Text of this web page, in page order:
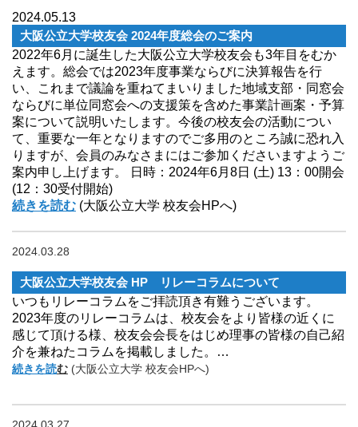
2024.05.13
大阪公立大学校友会 2024年度総会のご案内
2022年6月に誕生した大阪公立大学校友会も3年目をむか
えます。総会では2023年度事業ならびに決算報告を行
い、これまで議論を重ねてまいりました地域支部・同窓会
ならびに単位同窓会への支援策を含めた事業計画案・予算
案について説明いたします。今後の校友会の活動につい
て、重要な一年となりますのでご多用のところ誠に恐れ入
りますが、会員のみなさまにはご参加くださいますようご
案内申し上げます。 日時：2024年6月8日 (土) 13：00開会
(12：30受付開始)
続きを読む (大阪公立大学 校友会HPへ)
2024.03.28
大阪公立大学校友会 HP リレーコラムについて
いつもリレーコラムをご拝読頂き有難うございます。
2023年度のリレーコラムは、校友会をより皆様の近くに
感じて頂ける様、校友会会長をはじめ理事の皆様の自己紹
介を兼ねたコラムを掲載しました。…
続きを読む (大阪公立大学 校友会HPへ)